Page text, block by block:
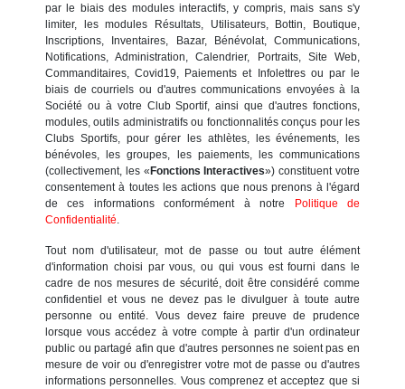
par le biais des modules interactifs, y compris, mais sans s'y
limiter, les modules Résultats, Utilisateurs, Bottin, Boutique,
Inscriptions, Inventaires, Bazar, Bénévolat, Communications,
Notifications, Administration, Calendrier, Portraits, Site Web,
Commanditaires, Covid19, Paiements et Infolettres ou par le
biais de courriels ou d'autres communications envoyées à la
Société ou à votre Club Sportif, ainsi que d'autres fonctions,
modules, outils administratifs ou fonctionnalités conçus pour les
Clubs Sportifs, pour gérer les athlètes, les événements, les
bénévoles, les groupes, les paiements, les communications
(collectivement, les «Fonctions Interactives») constituent votre
consentement à toutes les actions que nous prenons à l'égard
de ces informations conformément à notre
Politique de
Confidentialité.
Tout nom d'utilisateur, mot de passe ou tout autre élément
d'information choisi par vous, ou qui vous est fourni dans le
cadre de nos mesures de sécurité, doit être considéré comme
confidentiel et vous ne devez pas le divulguer à toute autre
personne ou entité. Vous devez faire preuve de prudence
lorsque vous accédez à votre compte à partir d'un ordinateur
public ou partagé afin que d'autres personnes ne soient pas en
mesure de voir ou d'enregistrer votre mot de passe ou d'autres
informations personnelles. Vous comprenez et acceptez que si